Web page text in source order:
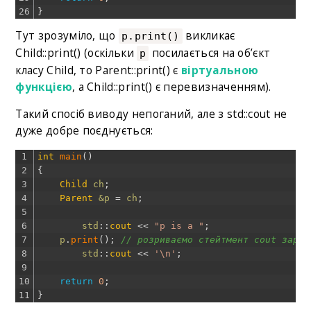
26
}
Тут зрозуміло, що p.print()
викликає
Child::print() (оскільки p
посилається на об’єкт
класу Child, то Parent::print() є віртуальною
функцією, а Child::print() є перевизначенням).
Такий спосіб виводу непоганий, але з std::cout не
дуже добре поєднується:
1
2
3
4
5
6
7
8
9
10
11
int main ( )
{
Child
ch ;
Parent
&p = ch ;
std :: cout << "p is a " ;
p . print ( ) ;
// розриваємо стейтмент cout
std :: cout << '\n' ;
return 0 ;
}